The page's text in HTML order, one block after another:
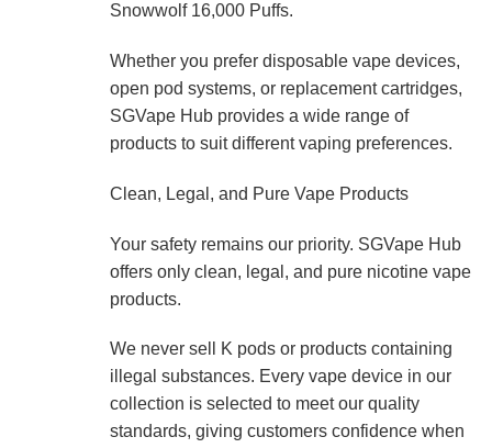
Snowwolf 16,000 Puffs.
Whether you prefer disposable vape devices,
open pod systems, or replacement cartridges,
SGVape Hub provides a wide range of
products to suit different vaping preferences.
Clean, Legal, and Pure Vape Products
Your safety remains our priority. SGVape Hub
offers only clean, legal, and pure nicotine vape
products.
We never sell K pods or products containing
illegal substances. Every vape device in our
collection is selected to meet our quality
standards, giving customers confidence when